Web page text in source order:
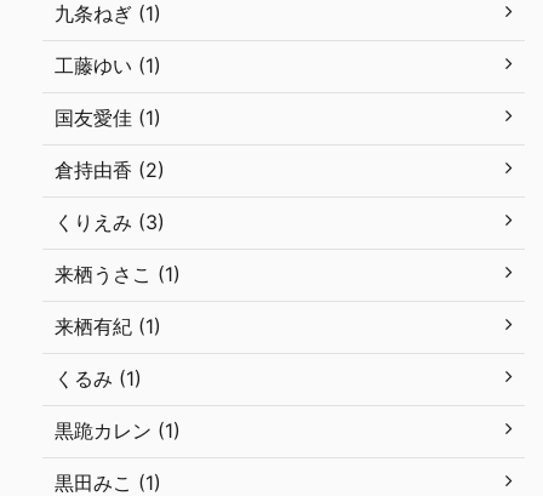
九条ねぎ (1)
工藤ゆい (1)
国友愛佳 (1)
倉持由香 (2)
くりえみ (3)
来栖うさこ (1)
来栖有紀 (1)
くるみ (1)
黒跪カレン (1)
黒田みこ (1)